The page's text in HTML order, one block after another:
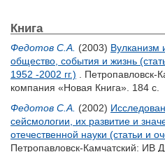
Книга
Федотов С.А. (2003) Вулканизм
общество, события и жизнь
1952 -2002 гг.) . Петропавловск-
компания «Новая Книга». 184 с.
Федотов С.А. (2002)
сейсмологии, их развитие и
отечественной науки (статьи и
Петропавловск-Камчатский: ИВ